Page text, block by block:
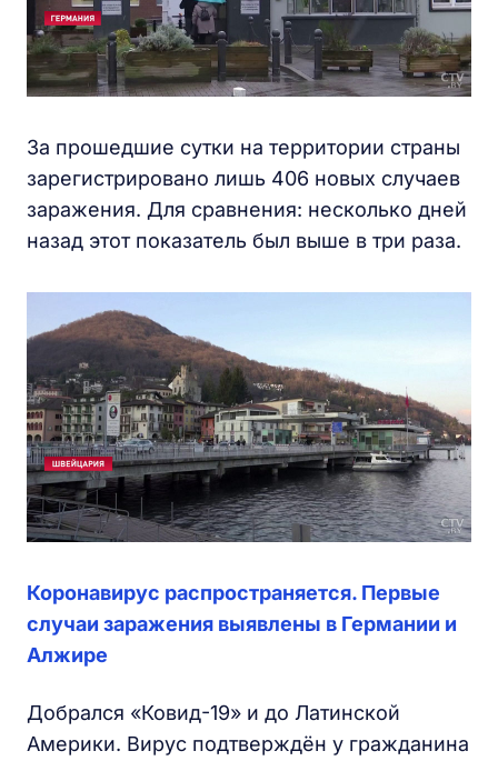
За прошедшие сутки на территории страны
зарегистрировано лишь 406 новых случаев
заражения. Для сравнения: несколько дней
назад этот показатель был выше в три раза.
Коронавирус распространяется. Первые
случаи заражения выявлены в Германии и
Алжире
Добрался «Ковид-19» и до Латинской
Америки. Вирус подтверждён у гражданина